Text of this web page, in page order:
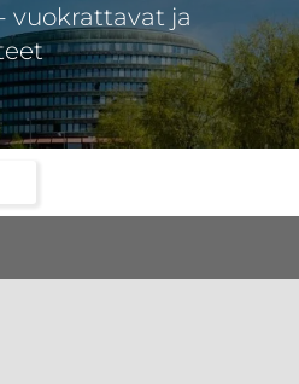
vuokrattavat ja